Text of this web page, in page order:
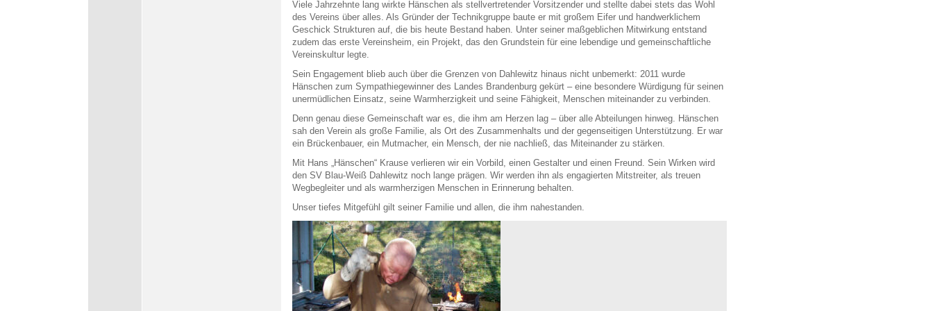
Viele Jahrzehnte lang wirkte Hänschen als stellvertretender Vorsitzender und stellte dabei stets das Wohl
des Vereins über alles. Als Gründer der Technikgruppe baute er mit großem Eifer und handwerklichem
Geschick Strukturen auf, die bis heute Bestand haben. Unter seiner maßgeblichen Mitwirkung entstand
zudem das erste Vereinsheim, ein Projekt, das den Grundstein für eine lebendige und gemeinschaftliche
Vereinskultur legte.
Sein Engagement blieb auch über die Grenzen von Dahlewitz hinaus nicht unbemerkt: 2011 wurde
Hänschen zum Sympathiegewinner des Landes Brandenburg gekürt – eine besondere Würdigung für seinen
unermüdlichen Einsatz, seine Warmherzigkeit und seine Fähigkeit, Menschen miteinander zu verbinden.
Denn genau diese Gemeinschaft war es, die ihm am Herzen lag – über alle Abteilungen hinweg. Hänschen
sah den Verein als große Familie, als Ort des Zusammenhalts und der gegenseitigen Unterstützung. Er war
ein Brückenbauer, ein Mutmacher, ein Mensch, der nie nachließ, das Miteinander zu stärken.
Mit Hans „Hänschen“ Krause verlieren wir ein Vorbild, einen Gestalter und einen Freund. Sein Wirken wird
den SV Blau‑Weiß Dahlewitz noch lange prägen. Wir werden ihn als engagierten Mitstreiter, als treuen
Wegbegleiter und als warmherzigen Menschen in Erinnerung behalten.
Unser tiefes Mitgefühl gilt seiner Familie und allen, die ihm nahestanden.